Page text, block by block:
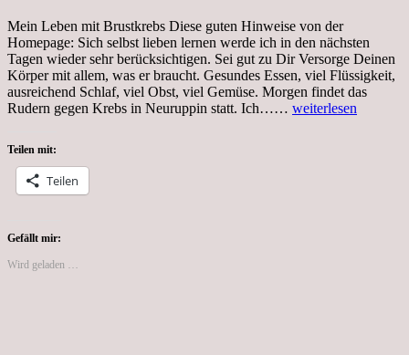
Mein Leben mit Brustkrebs Diese guten Hinweise von der
Homepage: Sich selbst lieben lernen werde ich in den nächsten
Tagen wieder sehr berücksichtigen. Sei gut zu Dir Versorge Deinen
Körper mit allem, was er braucht. Gesundes Essen, viel Flüssigkeit,
ausreichend Schlaf, viel Obst, viel Gemüse. Morgen findet das
Rudern gegen Krebs in Neuruppin statt. Ich…… Freitag,
weiterlesen
Teilen mit:
Teilen
Gefällt mir:
Wird geladen …